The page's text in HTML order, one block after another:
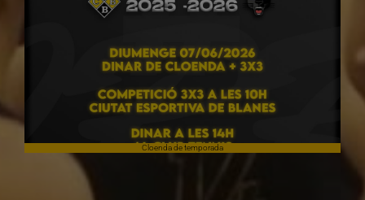
Cloenda de temporada